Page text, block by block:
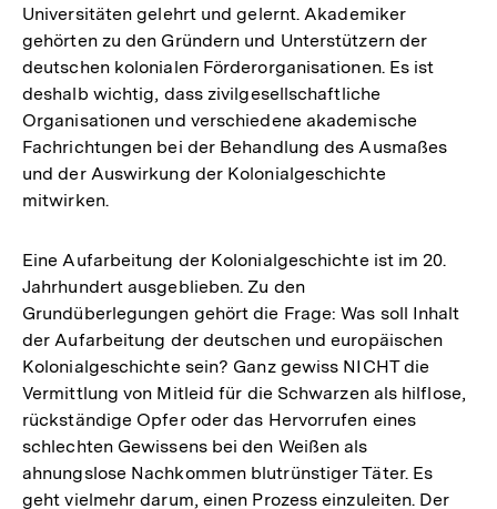
Universitäten gelehrt und gelernt. Akademiker
gehörten zu den Gründern und Unterstützern der
deutschen kolonialen Förderorganisationen. Es ist
deshalb wichtig, dass zivilgesellschaftliche
Organisationen und verschiedene akademische
Fachrichtungen bei der Behandlung des Ausmaßes
und der Auswirkung der Kolonialgeschichte
mitwirken.
Eine Aufarbeitung der Kolonialgeschichte ist im 20.
Jahrhundert ausgeblieben. Zu den
Grundüberlegungen gehört die Frage: Was soll Inhalt
der Aufarbeitung der deutschen und europäischen
Kolonialgeschichte sein? Ganz gewiss NICHT die
Vermittlung von Mitleid für die Schwarzen als hilflose,
rückständige Opfer oder das Hervorrufen eines
schlechten Gewissens bei den Weißen als
ahnungslose Nachkommen blutrünstiger Täter. Es
geht vielmehr darum, einen Prozess einzuleiten. Der